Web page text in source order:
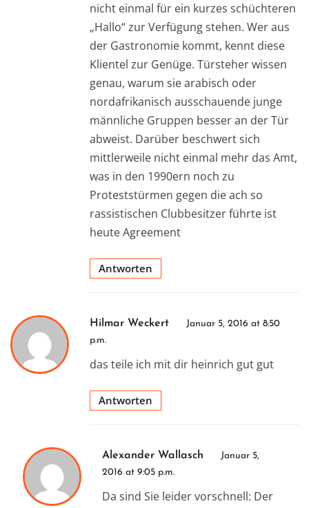
nicht einmal für ein kurzes schüchteren
„Hallo“ zur Verfügung stehen. Wer aus
der Gastronomie kommt, kennt diese
Klientel zur Genüge. Türsteher wissen
genau, warum sie arabisch oder
nordafrikanisch ausschauende junge
männliche Gruppen besser an der Tür
abweist. Darüber beschwert sich
mittlerweile nicht einmal mehr das Amt,
was in den 1990ern noch zu
Proteststürmen gegen die ach so
rassistischen Clubbesitzer führte ist
heute Agreement
Antworten
Hilmar Weckert
Januar 5, 2016 at 8:50
p.m.
das teile ich mit dir heinrich gut gut
Antworten
Alexander Wallasch
Januar 5,
2016 at 9:05 p.m.
Da sind Sie leider vorschnell: Der